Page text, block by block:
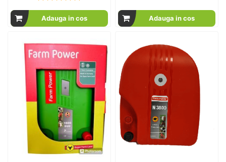
Adauga in cos Adauga in cos